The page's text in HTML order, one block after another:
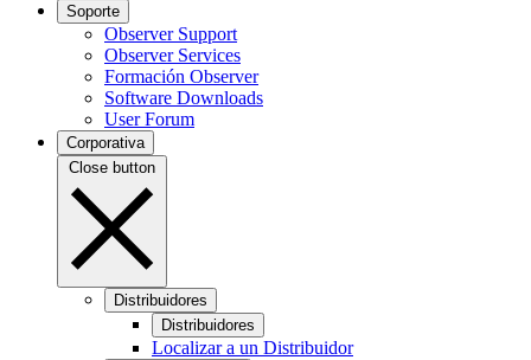
Soporte
Observer Support
Observer Services
Formación Observer
Software Downloads
User Forum
Corporativa
Close button
Distribuidores
Distribuidores
Localizar a un Distribuidor